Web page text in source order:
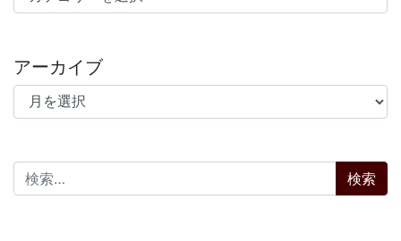
アーカイブ
アーカイブ
検索: